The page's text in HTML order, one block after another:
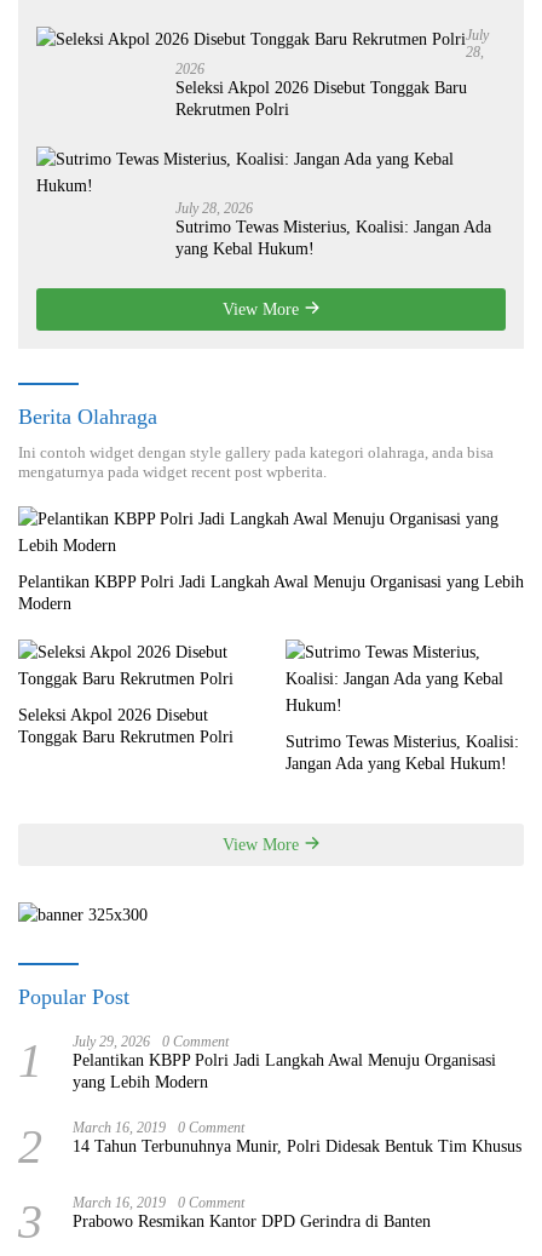
July
28,
2026
Seleksi Akpol 2026 Disebut Tonggak Baru
Rekrutmen Polri
July 28, 2026
Sutrimo Tewas Misterius, Koalisi: Jangan Ada
yang Kebal Hukum!
View More
Berita Olahraga
Ini contoh widget dengan style gallery pada kategori olahraga, anda bisa
mengaturnya pada widget recent post wpberita.
Pelantikan KBPP Polri Jadi Langkah Awal Menuju Organisasi yang Lebih
Modern
Seleksi Akpol 2026 Disebut
Tonggak Baru Rekrutmen Polri
Sutrimo Tewas Misterius, Koalisi:
Jangan Ada yang Kebal Hukum!
View More
Popular Post
1 July 29, 2026 0 Comment
Pelantikan KBPP Polri Jadi Langkah Awal Menuju Organisasi
yang Lebih Modern
2 March 16, 2019 0 Comment
14 Tahun Terbunuhnya Munir, Polri Didesak Bentuk Tim Khusus
3 March 16, 2019 0 Comment
Prabowo Resmikan Kantor DPD Gerindra di Banten